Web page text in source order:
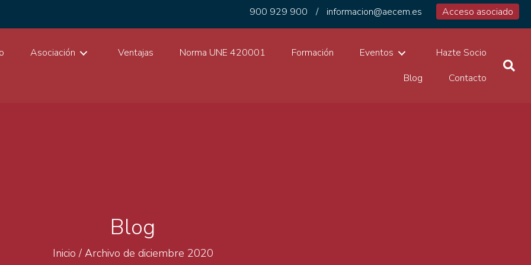
900 929 900 / informacion@aecem.es Acceso asociado
Asociación Ventajas Norma UNE 420001 Formación Eventos
Hazte Socio
Blog
Contacto
Blog
Inicio / Archivo de diciembre 2020